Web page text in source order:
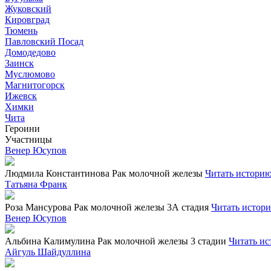
Жуковский
Кировград
Тюмень
Павловский Посад
Домодедово
Заинск
Муслюмово
Магнитогорск
Ижевск
Химки
Чита
Героини
Участницы
Венер Юсупов
Людмила Константинова Рак молочной железы Читать
Татьяна Франк
Роза Мансурова Рак молочной железы 3А стадия Читать
Венер Юсупов
Альбина Калимулина Рак молочной железы 3 стадии Читать
Айгуль Шайдуллина